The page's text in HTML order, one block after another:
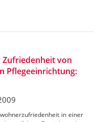
von
Pflegeeinrichtung:
in einer